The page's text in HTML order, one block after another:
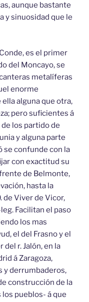
aunque bastante
y sinuosidad que le
es el primer
del Moncayo, se
canteras metalíferas
enorme
alguna que otra,
pero suficientes á
los partido de
y alguna parte
se confunde con la
con exactitud su
de Belmonte,
hasta la
de Viver de Vicor,
Facilitan el paso
los mas
el del Frasno y el
del r. Jalón, en la
á Zaragoza,
y derrumbaderos,
construcción de la
pueblos- á que